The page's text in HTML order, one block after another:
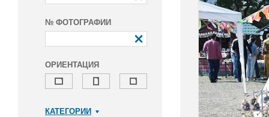
№ ФОТОГРАФИИ
ОРИЕНТАЦИЯ
КАТЕГОРИИ